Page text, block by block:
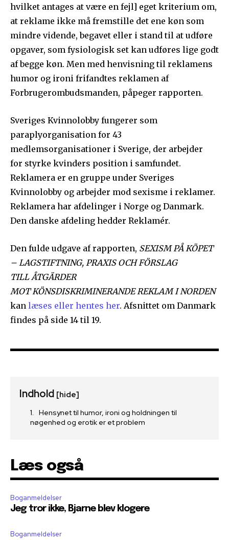
hvilket antages at være en fejl] eget kriterium om,
at reklame ikke må fremstille det ene køn som
mindre vidende, begavet eller i stand til at udføre
opgaver, som fysiologisk set kan udføres lige godt
af begge køn. Men med henvisning til reklamens
humor og ironi frifandtes reklamen af
Forbrugerombudsmanden, påpeger rapporten.
Sveriges Kvinnolobby fungerer som
paraplyorganisation for 43
medlemsorganisationer i Sverige, der arbejder
for styrke kvinders position i samfundet.
Reklamera er en gruppe under Sveriges
Kvinnolobby og arbejder mod sexisme i reklamer.
Reklamera har afdelinger i Norge og Danmark.
Den danske afdeling hedder Reklamér.
Den fulde udgave af rapporten, SEXISM PÅ KÖPET
– LAGSTIFTNING, PRAXIS OCH FÖRSLAG
TILL ÅTGÄRDER
MOT KÖNSDISKRIMINERANDE REKLAM I NORDEN
kan læses eller hentes her. Afsnittet om Danmark
findes på side 14 til 19.
Indhold [hide]
Hensynet til humor, ironi og holdningen til
nøgenhed og erotik er et problem
Læs også
Boganmeldelser
Jeg tror ikke, Bjarne blev klogere
Boganmeldelser